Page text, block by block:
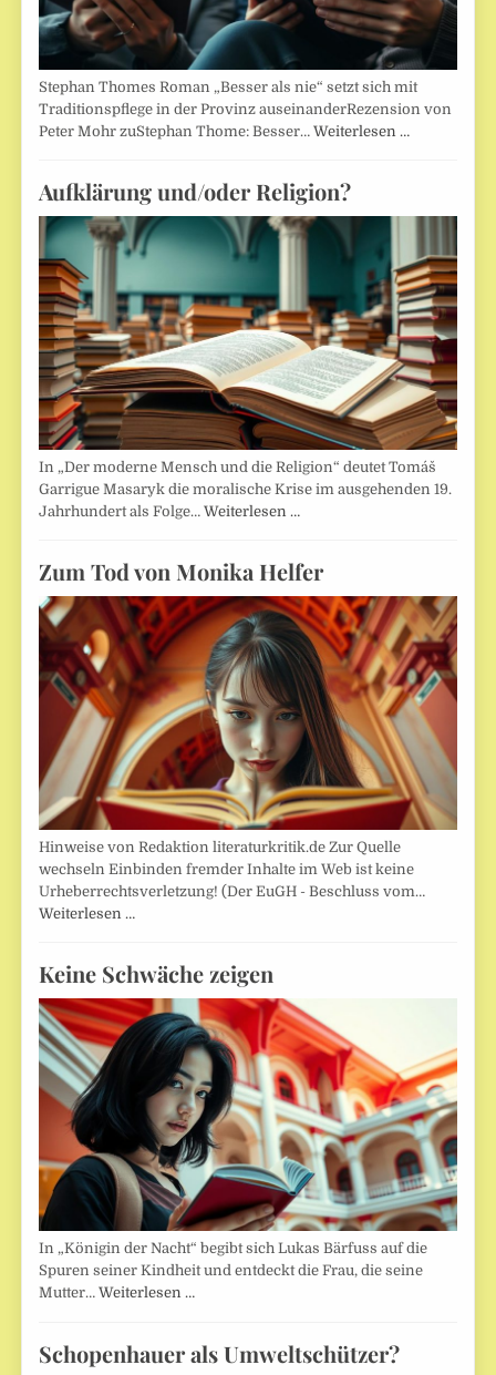
Stephan Thomes Roman „Besser als nie“ setzt sich mit
Traditionspflege in der Provinz auseinanderRezension von
Peter Mohr zuStephan Thome: Besser…Weiterlesen …
Aufklärung und/oder Religion?
In „Der moderne Mensch und die Religion“ deutet Tomáš
Garrigue Masaryk die moralische Krise im ausgehenden 19.
Jahrhundert als Folge…Weiterlesen …
Zum Tod von Monika Helfer
Hinweise von Redaktion literaturkritik.de Zur Quelle
wechseln Einbinden fremder Inhalte im Web ist keine
Urheberrechtsverletzung! (Der EuGH - Beschluss vom…
Weiterlesen …
Keine Schwäche zeigen
In „Königin der Nacht“ begibt sich Lukas Bärfuss auf die
Spuren seiner Kindheit und entdeckt die Frau, die seine
Mutter…Weiterlesen …
Schopenhauer als Umweltschützer?